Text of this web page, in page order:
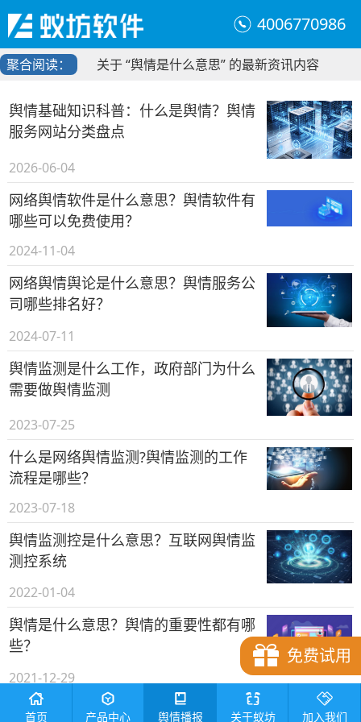
4006770986
聚合阅读： 关于 “舆情是什么意思” 的最新资讯内容
舆情基础知识科普：什么是舆情？舆情
服务网站分类盘点
2026-06-04
网络舆情软件是什么意思？舆情软件有
哪些可以免费使用？
2024-11-04
网络舆情舆论是什么意思？舆情服务公
司哪些排名好？
2024-07-11
舆情监测是什么工作，政府部门为什么
需要做舆情监测
2023-07-25
什么是网络舆情监测?舆情监测的工作
流程是哪些？
2023-07-18
舆情监测控是什么意思？互联网舆情监
测控系统
2022-01-04
舆情是什么意思？舆情的重要性都有哪
些？
2021-12-29
舆情部门是做什么的?如何检测本部门
免费试用
首页 产品中心 舆情播报 关于蚁坊 加入我们